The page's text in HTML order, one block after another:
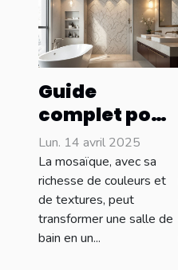
Guide
complet pour
choisir la
mosaïque
idéale pour
salles de bain
Lun. 14 avril 2025
La mosaïque, avec sa
richesse de couleurs et
de textures, peut
transformer une salle de
bain en un...